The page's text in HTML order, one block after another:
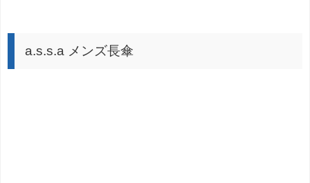
a.s.s.a メンズ長傘